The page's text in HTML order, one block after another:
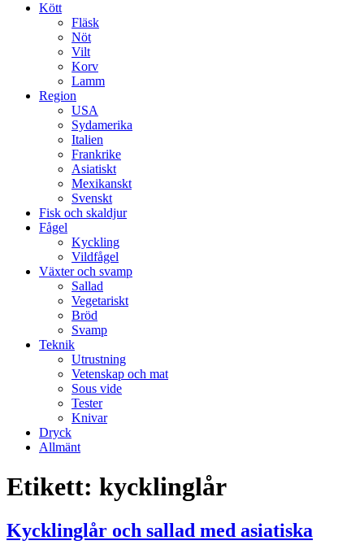
Kött
Fläsk
Nöt
Vilt
Korv
Lamm
Region
USA
Sydamerika
Italien
Frankrike
Asiatiskt
Mexikanskt
Svenskt
Fisk och skaldjur
Fågel
Kyckling
Vildfågel
Växter och svamp
Sallad
Vegetariskt
Bröd
Svamp
Teknik
Utrustning
Vetenskap och mat
Sous vide
Tester
Knivar
Dryck
Allmänt
Etikett: kycklinglår
Kycklinglår och sallad med asiatiska